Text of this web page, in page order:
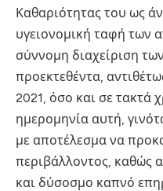
Καθαριότητας του ως
υγειονομική ταφή των
σύννομη διαχείριση
προεκτεθέντα,
2021, όσο και σε τακτά
ημερομηνία αυτή,
με αποτέλεσμα να
περιβάλλοντος, καθώς
και δύσοσμο καπνό